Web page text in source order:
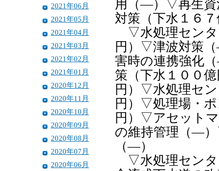
2021年06月
2021年05月
2021年04月
2021年03月
2021年02月
2021年01月
2020年12月
2020年11月
2020年10月
2020年09月
2020年08月
2020年07月
2020年06月
用（―）▽再生資
対策（下水１６
▽水処理センタ
円）▽津波対策
害時の連携強化
策（下水１００
円）▽水処理セ
円）▽処理場・ポ
円）▽アセット
の維持管理（―
（―）
▽水処理センタ